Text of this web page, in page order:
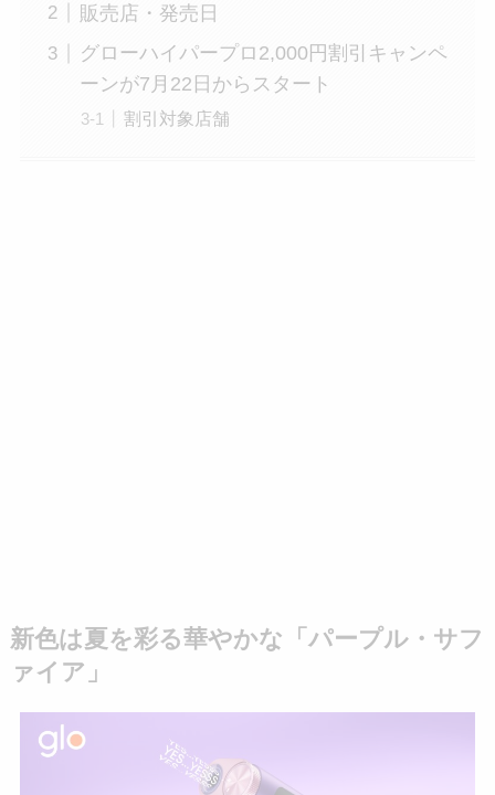
販売店・発売日
グローハイパープロ2,000円割引キャンペ
ーンが7月22日からスタート
割引対象店舗
新色は夏を彩る華やかな「パープル・サフ
ァイア」